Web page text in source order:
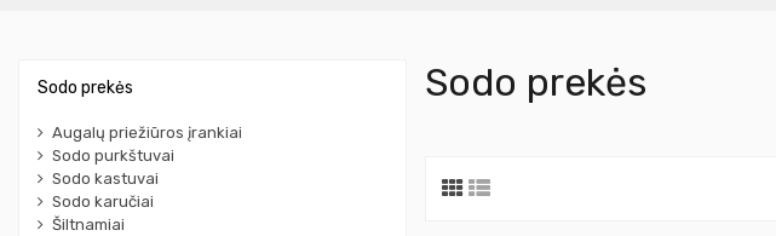
Sodo prekės
Sodo prekės
Augalų priežiūros įrankiai
Sodo purkštuvai
Sodo kastuvai
Sodo karučiai
Šiltnamiai